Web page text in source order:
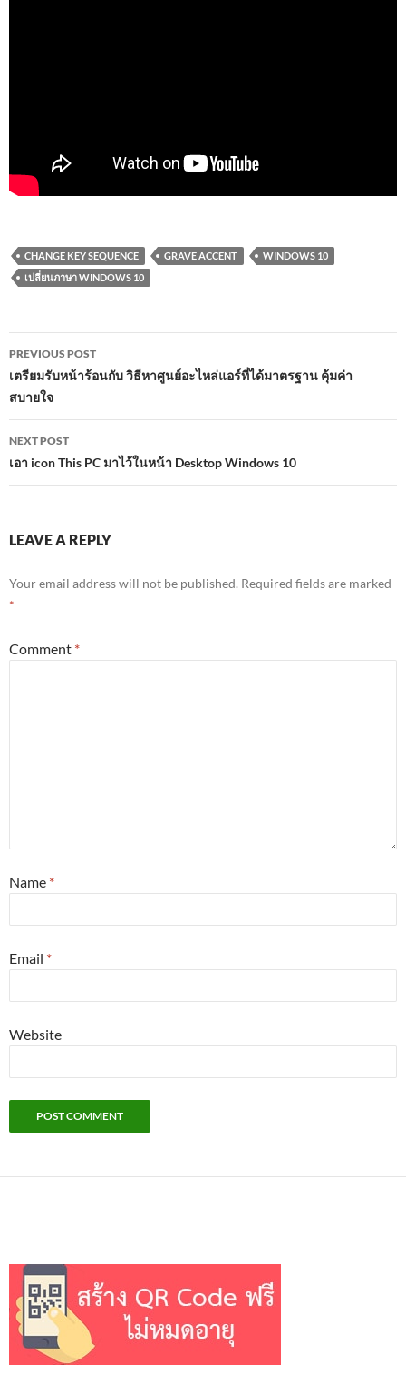
CHANGE KEY SEQUENCE GRAVE ACCENT
WINDOWS 10
เปลี่ยนภาษา WINDOWS 10
Post
navigation
PREVIOUS POST
เตรียมรับหน้าร้อนกับ วิธีหาศูนย์อะไหล่แอร์ที่ได้มาตรฐาน คุ้มค่า
สบายใจ
NEXT POST
เอา icon This PC มาไว้ในหน้า Desktop Windows 10
LEAVE A REPLY
Your email address will not be published. Required fields are marked
*
Comment *
Name *
Email *
Website